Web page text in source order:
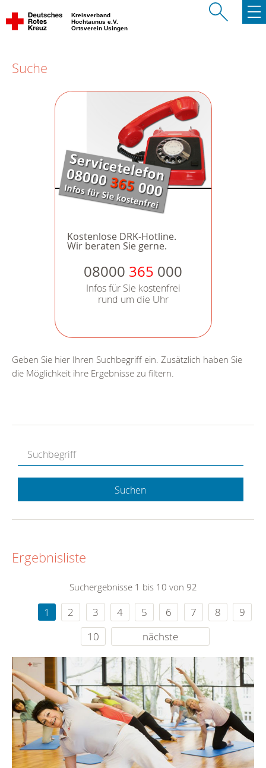
Kreisverband
Hochtaunus e.V.
Ortsverein Usingen
Suche
Kostenlose DRK-Hotline.
Wir beraten Sie gerne.
08000 365 000
Infos für Sie kostenfrei
rund um die Uhr
Geben Sie hier Ihren Suchbegriff ein. Zusätzlich haben Sie
die Möglichkeit ihre Ergebnisse zu filtern.
Suchen
Ergebnisliste
Suchergebnisse 1 bis 10 von 92
1 2 3 4 5 6 7 8
9
10
nächste